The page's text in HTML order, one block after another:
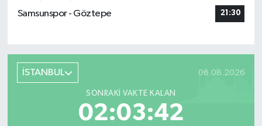
Samsunspor - Göztepe
21:30
İSTANBUL 06.08.2026
SONRAKI VAKTE KALAN
02:03:41